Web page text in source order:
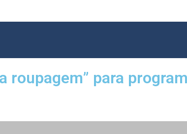
roupagem” para